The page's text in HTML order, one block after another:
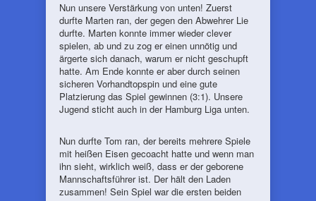
Nun unsere Verstärkung von unten! Zuerst
durfte Marten ran, der gegen den Abwehrer Lie
durfte. Marten konnte immer wieder clever
spielen, ab und zu zog er einen unnötig und
ärgerte sich danach, warum er nicht geschupft
hatte. Am Ende konnte er aber durch seinen
sicheren Vorhandtopspin und eine gute
Platzierung das Spiel gewinnen (3:1). Unsere
Jugend sticht auch in der Hamburg Liga unten.
Nun durfte Tom ran, der bereits mehrere Spiele
mit heißen Eisen gecoacht hatte und wenn man
ihn sieht, wirklich weiß, dass er der geborene
Mannschaftsführer ist. Der hält den Laden
zusammen! Sein Spiel war die ersten beiden